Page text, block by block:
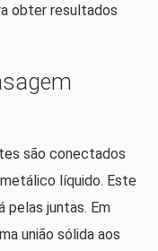
obter resultados
são conectados
líquido. Este
pelas juntas. Em
união sólida aos